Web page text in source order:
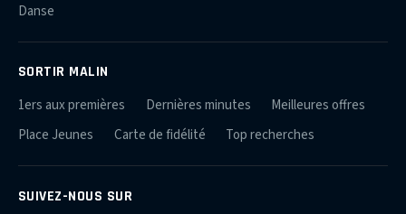
Danse
SORTIR MALIN
1ers aux premières Dernières minutes
Meilleures offres
Place Jeunes
Carte de fidélité Top recherches
SUIVEZ-NOUS SUR